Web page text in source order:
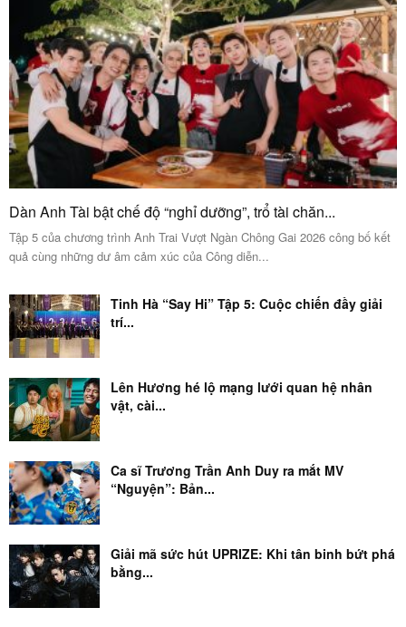
Dàn Anh Tài bật chế độ “nghỉ dưỡng”, trổ tài chăn...
Tập 5 của chương trình Anh Trai Vượt Ngàn Chông Gai 2026 công bố kết
quả cùng những dư âm cảm xúc của Công diễn...
Tinh Hà “Say Hi” Tập 5: Cuộc chiến đầy giải
trí...
Lên Hương hé lộ mạng lưới quan hệ nhân
vật, cài...
Ca sĩ Trương Trần Anh Duy ra mắt MV
“Nguyện”: Bản...
Giải mã sức hút UPRIZE: Khi tân binh bứt phá
bằng...